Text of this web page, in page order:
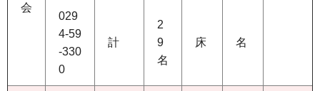
会
029
4-59
-330
0
計
2
9
名
床 名